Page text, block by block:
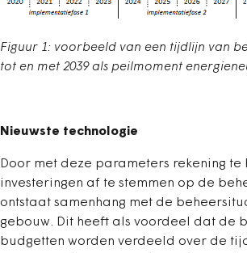
Figuur 1: voorbeeld van een tijdlijn van
tot en met 2039 als peilmoment
Nieuwste technologie
Door met deze parameters rekening te
investeringen af te stemmen op de
ontstaat samenhang met de
gebouw. Dit heeft als voordeel dat de
budgetten worden verdeeld over de